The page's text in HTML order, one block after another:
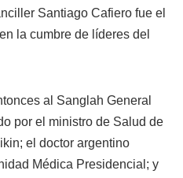
Santiago Cafiero fue el
la cumbre de líderes del
al Sanglah General
por el ministro de Salud de
el doctor argentino
Médica Presidencial; y